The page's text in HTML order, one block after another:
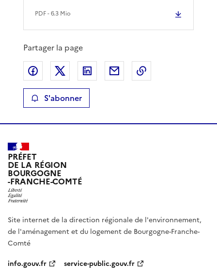
PDF- 6.3 Mio
Partager la page
Partager sur Facebook
Partager sur XPartager sur LinkedIn
Partager par email
S'abonner
PRÉFET
DE LA RÉGION
BOURGOGNE
-FRANCHE-COMTÉ
Site internet de la direction régionale de l'environnement,
de l'aménagement et du logement de Bourgogne-Franche-
Comté
info.gouv.fr
service-public.gouv.fr